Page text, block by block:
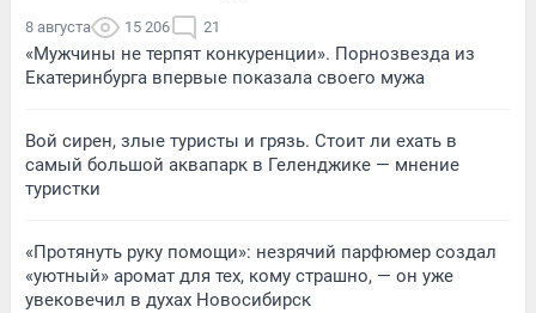
8 августа 15 206 21
«Мужчины не терпят конкуренции». Порнозвезда из
Екатеринбурга впервые показала своего мужа
Вой сирен, злые туристы и грязь. Стоит ли ехать в
самый большой аквапарк в Геленджике — мнение
туристки
«Протянуть руку помощи»: незрячий парфюмер создал
«уютный» аромат для тех, кому страшно, — он уже
увековечил в духах Новосибирск